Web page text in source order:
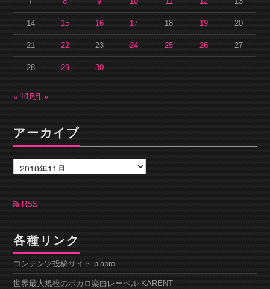
14 15 16 17 18 19 20
21 22 23 24 25 26 27
28 29 30
« 10月12月 »
アーカイブ
ー
カ
ブ RSS
各種リンク
コンテンツ投稿サイト piapro
世界最大規模のボカロ楽曲レーベル KARENT